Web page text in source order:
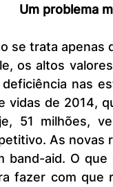
Um problema
os altos
nas
vidas de 2014,
51 milhões,
As novas
band-aid. O
fazer com que